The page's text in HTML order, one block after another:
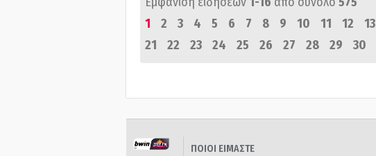
1
2 3 4 5 6 7 8 9 10 11 12 13
21
22 23 24 25 26 27 28 29 30
ΠΟΙΟΙ ΕΙΜΑΣΤΕ